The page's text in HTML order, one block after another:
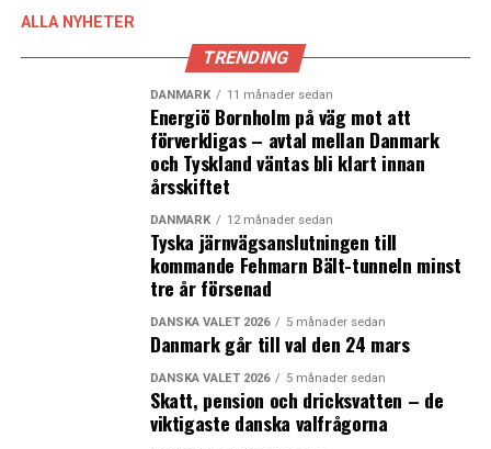
ALLA NYHETER
TRENDING
DANMARK 11 månader sedan
Energiö Bornholm på väg mot att
förverkligas – avtal mellan Danmark
och Tyskland väntas bli klart innan
årsskiftet
DANMARK 12 månader sedan
Tyska järnvägsanslutningen till
kommande Fehmarn Bält-tunneln minst
tre år försenad
DANSKA VALET 2026 5 månader sedan
Danmark går till val den 24 mars
DANSKA VALET 2026 5 månader sedan
Skatt, pension och dricksvatten – de
viktigaste danska valfrågorna